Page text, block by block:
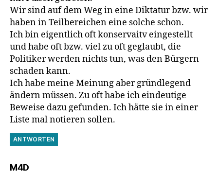
Wir sind auf dem Weg in eine Diktatur bzw. wir
haben in Teilbereichen eine solche schon.
Ich bin eigentlich oft konservaitv eingestellt
und habe oft bzw. viel zu oft geglaubt, die
Politiker werden nichts tun, was den Bürgern
schaden kann.
Ich habe meine Meinung aber gründlegend
ändern müssen. Zu oft habe ich eindeutige
Beweise dazu gefunden. Ich hätte sie in einer
Liste mal notieren sollen.
ANTWORTEN
M4Dsagt: